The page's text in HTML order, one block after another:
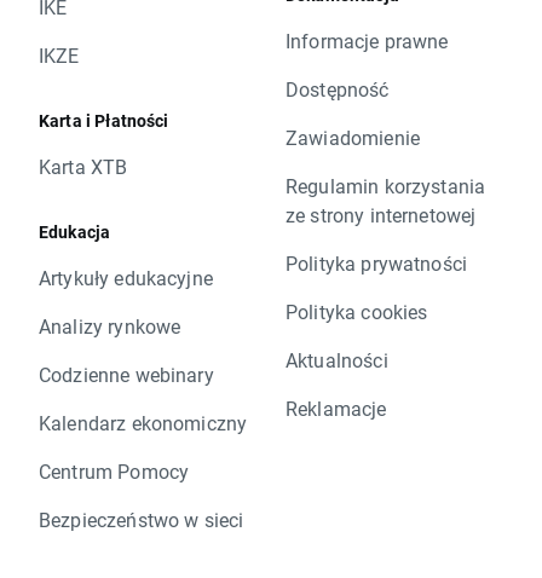
IKE
IKZE
Karta i Płatności
Karta XTB
Edukacja
Artykuły edukacyjne
Analizy rynkowe
Codzienne webinary
Kalendarz ekonomiczny
Centrum Pomocy
Bezpieczeństwo w sieci
Informacje prawne
Dostępność
Zawiadomienie
Regulamin korzystania
ze strony internetowej
Polityka prywatności
Polityka cookies
Aktualności
Reklamacje